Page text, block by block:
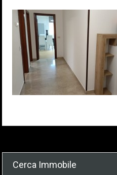
Cerca Immobile